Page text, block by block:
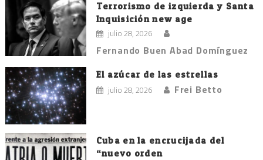
Terrorismo de izquierda y Santa
Inquisición new age
julio 28, 2026
Fernando Buen Abad Domínguez
El azúcar de las estrellas
julio 28, 2026 Frei Betto
Cuba en la encrucijada del
“nuevo orden